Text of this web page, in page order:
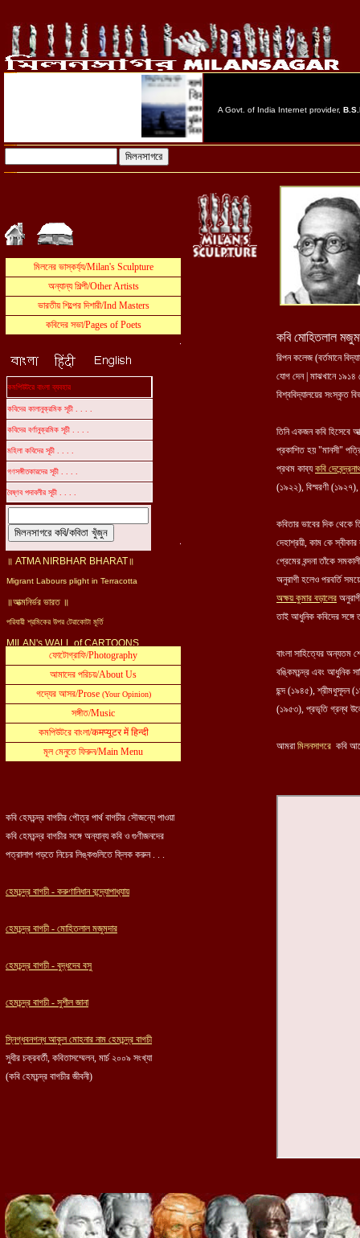
কবি হেমচন্দ্র বাগচীর পৌত্র পার্থ বাগচীর সৌজন্যে পাওয়া
কবি হেমচন্দ্র বাগচীর সঙ্গে অন্যান্য কবি ও গুণীজনদের
পত্রালাপ পড়তে নিচের লিঙ্কগুলিতে ক্লিক করুন . . .
হেমচন্দ্র বাগচী - করুণানিধান বন্দ্যোপাধ্যায়
হেমচন্দ্র বাগচী - মোহিতলাল মজুমদার
হেমচন্দ্র বাগচী - বুদ্ধদেব বসু
হেমচন্দ্র বাগচী - সুশীল জানা
স্নিগ্ধবনগন্ধ আকুল মোহনার নাম হেমচন্দ্র বাগচী
সুধীর চক্রবর্তী, কবিতাসম্মেলন, মার্চ ২০০৯ সংখ্যা
(কবি হেমচন্দ্র বাগচীর জীবনী)